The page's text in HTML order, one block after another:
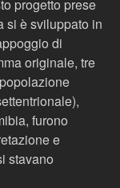
progetto prese
si è sviluppato in
di
originale, tre
furono
e
stavano